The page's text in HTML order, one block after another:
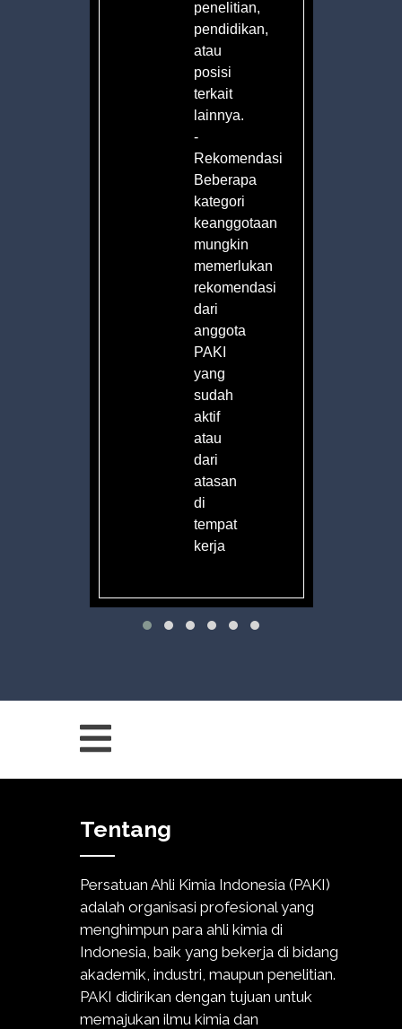
penelitian,
pendidikan,
atau
posisi
terkait
lainnya.
-
Rekomendasi
Beberapa
kategori
keanggotaan
mungkin
memerlukan
rekomendasi
dari
anggota
PAKI
yang
sudah
aktif
atau
dari
atasan
di
tempat
kerja
Tentang
Persatuan Ahli Kimia Indonesia (PAKI)
adalah organisasi profesional yang
menghimpun para ahli kimia di
Indonesia, baik yang bekerja di bidang
akademik, industri, maupun penelitian.
PAKI didirikan dengan tujuan untuk
memajukan ilmu kimia dan